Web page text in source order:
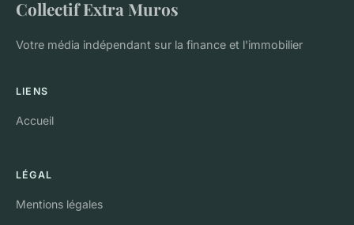
Collectif Extra Muros
Votre média indépendant sur la finance et l'immobilier
LIENS
Accueil
LÉGAL
Mentions légales